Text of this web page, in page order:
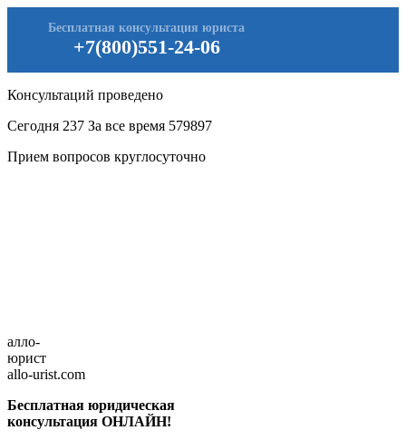
+7(800)551-24-06
Бесплатная консультация юриста
Консультаций проведено
Сегодня 237 За все время 579897
Прием вопросов круглосуточно
алло-
юрист
allo-urist.com
Бесплатная юридическая
консультация ОНЛАЙН!